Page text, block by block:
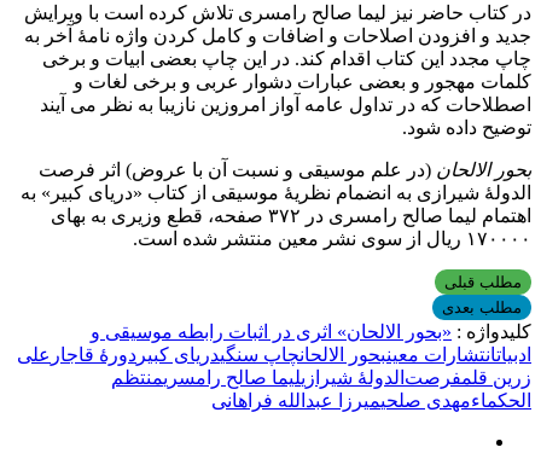
در کتاب حاضر نیز لیما صالح رامسری تلاش کرده است با ویرایش
جدید و افزودن اصلاحات و اضافات و کامل کردن واژه نامۀ آخر به
چاپ مجدد این کتاب اقدام کند. در این چاپ بعضی ابیات و برخی
کلمات مهجور و بعضی عبارات دشوار عربی و برخی لغات و
اصطلاحات که در تداول عامه آواز امروزین نازیبا به نظر می آیند
توضیح داده شود.
بحور الالحان (در علم موسیقی و نسبت آن با عروض) اثر فرصت
الدولۀ شیرازی به انضمام نظریۀ موسیقی از کتاب «دریای کبیر» به
اهتمام لیما صالح رامسری در ۳۷۲ صفحه، قطع وزیری به بهای
۱۷۰۰۰۰ ریال از سوی نشر معین منتشر شده است.
مطلب قبلی
مطلب بعدی
کلیدواژه : «بحور الالحان» اثری در اثبات رابطه موسیقی و
ادبیاتانتشارات معینبحور الالحانچاپ سنگیدریای کبیر دورۀ قاجار علی
زرین قلمفرصت‌الدولۀ شیرازیلیما صالح رامسریمنتظم
الحکماءمهدی صلحیمیرزا عبدالله فراهانی